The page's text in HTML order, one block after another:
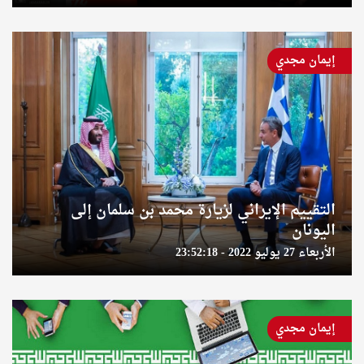
التقييم الإيراني لزيارة محمد بن سلمان إلى
اليونان
الأربعاء 27 يوليو 2022 - 23:52:18
إيمان مجدي
إيمان مجدي